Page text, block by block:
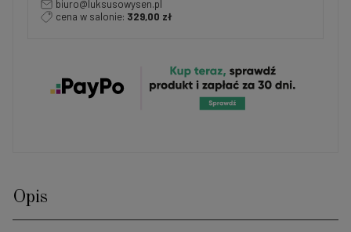
biuro@luksusowysen.pl
cena w salonie: 329,00 zł
Opis